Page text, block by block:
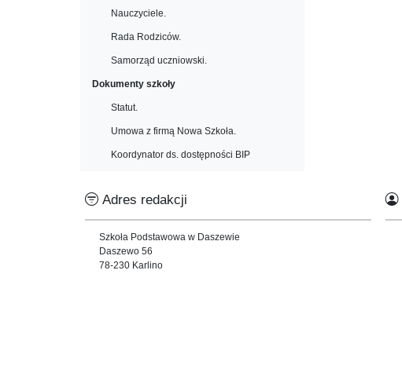
Nauczyciele.
Rada Rodziców.
Samorząd uczniowski.
Dokumenty szkoły
Statut.
Umowa z firmą Nowa Szkoła.
Koordynator ds. dostępności BIP
Adres redakcji
Szkoła Podstawowa w Daszewie
Daszewo 56
78-230 Karlino